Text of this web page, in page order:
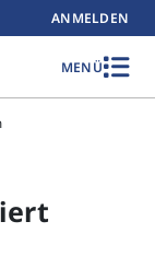
ANMELDEN
MENÜ